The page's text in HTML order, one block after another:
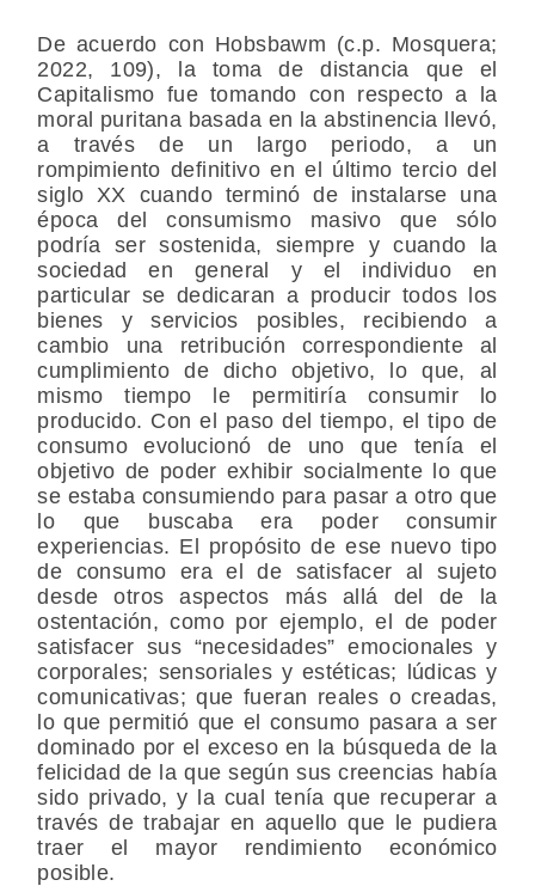
De acuerdo con Hobsbawm (c.p. Mosquera;
2022, 109), la toma de distancia que el
Capitalismo fue tomando con respecto a la
moral puritana basada en la abstinencia llevó,
a través de un largo periodo, a un
rompimiento definitivo en el último tercio del
siglo XX cuando terminó de instalarse una
época del consumismo masivo que sólo
podría ser sostenida, siempre y cuando la
sociedad en general y el individuo en
particular se dedicaran a producir todos los
bienes y servicios posibles, recibiendo a
cambio una retribución correspondiente al
cumplimiento de dicho objetivo, lo que, al
mismo tiempo le permitiría consumir lo
producido. Con el paso del tiempo, el tipo de
consumo evolucionó de uno que tenía el
objetivo de poder exhibir socialmente lo que
se estaba consumiendo para pasar a otro que
lo que buscaba era poder consumir
experiencias. El propósito de ese nuevo tipo
de consumo era el de satisfacer al sujeto
desde otros aspectos más allá del de la
ostentación, como por ejemplo, el de poder
satisfacer sus “necesidades” emocionales y
corporales; sensoriales y estéticas; lúdicas y
comunicativas; que fueran reales o creadas,
lo que permitió que el consumo pasara a ser
dominado por el exceso en la búsqueda de la
felicidad de la que según sus creencias había
sido privado, y la cual tenía que recuperar a
través de trabajar en aquello que le pudiera
traer el mayor rendimiento económico
posible.